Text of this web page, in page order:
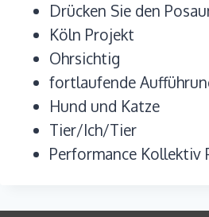
Drücken Sie den
Köln Projekt
Ohrsichtig
fortlaufende
Hund und Katze
Tier/Ich/Tier
Performance Kollektiv